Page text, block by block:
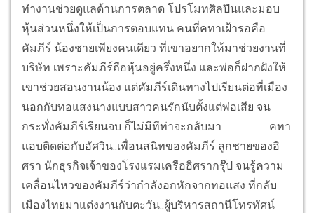
ทำงานช่วยดูแลด้านการตลาด โปรโมทศิลปินและมอบ
หุ้นส่วนหนึ่งให้เป็นการตอบแทน คนที่คทาเฝ้ารอคือ
คัมภีร์ น้องชายเพียงคนเดียว ที่เขาอยากให้มาช่วยงานที่
บริษัท เพราะคัมภีร์ถือหุ้นอยู่ครึ่งหนึ่ง และพ่อก็ฝากฝังให้
เขาช่วยสอนงานน้อง แต่คัมภีร์เดินทางไปเรียนต่อที่เมือง
นอกกับทอแสงนางแบบสาวคนรักนับตั้งแต่พ่อเสีย จน
กระทั่งคัมภีร์เรียนจบ ก็ไม่มีทีท่าจะกลับมา
คทา
แอบติดต่อกับอัศวิน..เพื่อนสนิทของคัมภีร์ ลูกชายของอิ
ศรา นักธุรกิจเจ้าของโรงแรมเครืออิศรากรุ๊ป จนรู้ความ
เคลื่อนไหวของคัมภีร์ว่ากำลังอกหักจากทอแสง ที่กลับ
เมืองไทยมาแต่งงานกับตะวัน..ผู้บริหารสถานีโทรทัศน์